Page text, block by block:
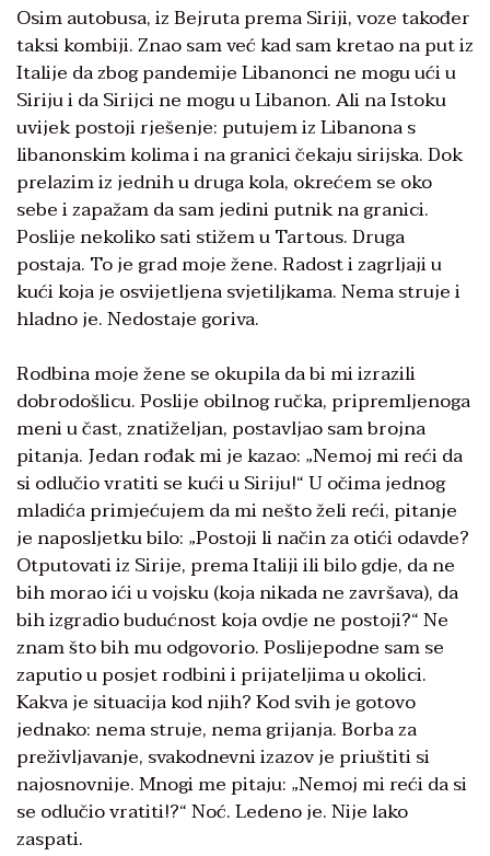
Osim autobusa, iz Bejruta prema Siriji, voze također
taksi kombiji. Znao sam već kad sam kretao na put iz
Italije da zbog pandemije Libanonci ne mogu ući u
Siriju i da Sirijci ne mogu u Libanon. Ali na Istoku
uvijek postoji rješenje: putujem iz Libanona s
libanonskim kolima i na granici čekaju sirijska. Dok
prelazim iz jednih u druga kola, okrećem se oko
sebe i zapažam da sam jedini putnik na granici.
Poslije nekoliko sati stižem u Tartous. Druga
postaja. To je grad moje žene. Radost i zagrljaji u
kući koja je osvijetljena svjetiljkama. Nema struje i
hladno je. Nedostaje goriva.
Rodbina moje žene se okupila da bi mi izrazili
dobrodošlicu. Poslije obilnog ručka, pripremljenoga
meni u čast, znatiželjan, postavljao sam brojna
pitanja. Jedan rođak mi je kazao: „Nemoj mi reći da
si odlučio vratiti se kući u Siriju!“ U očima jednog
mladića primjećujem da mi nešto želi reći, pitanje
je naposljetku bilo: „Postoji li način za otići odavde?
Otputovati iz Sirije, prema Italiji ili bilo gdje, da ne
bih morao ići u vojsku (koja nikada ne završava), da
bih izgradio budućnost koja ovdje ne postoji?“ Ne
znam što bih mu odgovorio. Poslijepodne sam se
zaputiou posjet rodbini i prijateljima u okolici.
Kakva je situacija kod njih? Kod svih je gotovo
jednako: nema struje, nema grijanja. Borba za
preživljavanje, svakodnevni izazov je priuštiti si
najosnovnije. Mnogi me pitaju: „Nemoj mi reći da si
se odlučio vratiti!?“ Noć. Ledeno je. Nije lako
zaspati.